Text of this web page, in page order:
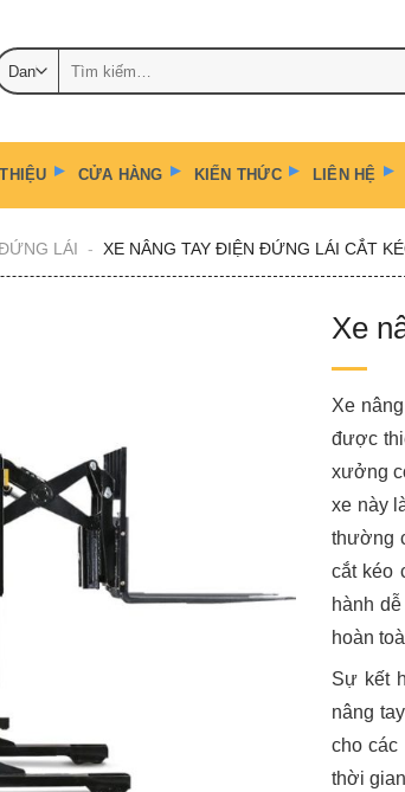
CỬA HÀNG KIẾN THỨC LIÊN HỆ
LÁI - XE NÂNG TAY ĐIỆN ĐỨNG LÁI CẮT
Xe
Xe
được
xưởng
xe này
thường
cắt kéo
hành
hoàn
Sự kết
nâng
cho các
thời